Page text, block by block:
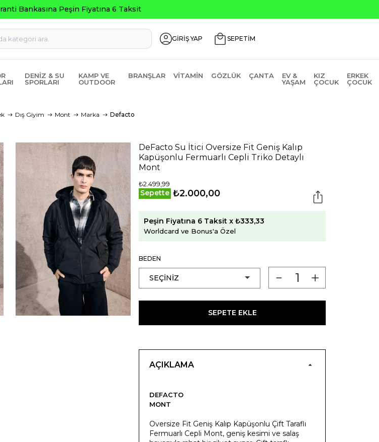
GİRİŞ YAP SEPETİM
DENIZ & SU
SPORLARI
KAMP VE
OUTDOOR
BRANŞLAR VITAMIN GÖZLÜK ÇANTA
EV &
YAŞAM
KIZ
ÇOCUK
ERKEK
ÇOCUK
Dış Giyim Mont Marka Defacto
DeFacto Su İtici Oversize Fit Geniş Kalıp
Kapüşonlu Fermuarlı Cepli Triko Detaylı
Mont
₺2.499,99
Sepette ₺2.000,00
Peşin Fiyatına 6 Taksit x ₺333,33
Worldcard ve Bonus'a Özel
BEDEN
SEPETE EKLE
AÇIKLAMA
DEFACTO
MONT
Oversize Fit Geniş Kalıp Kapüşonlu Çift Taraflı
Fermuarlı Cepli Mont, geniş kesimi ve salaş